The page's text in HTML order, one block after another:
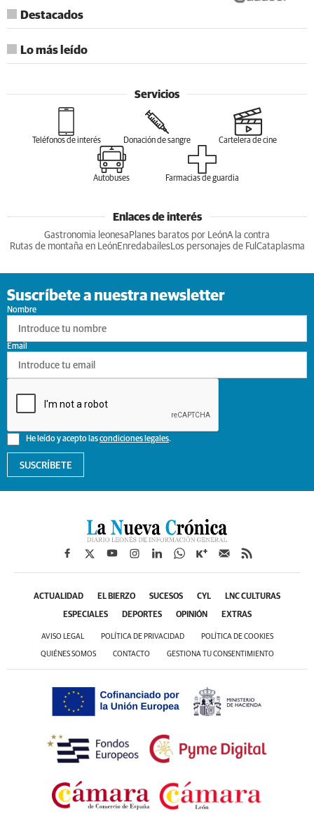
Destacados
Lo más leído
Servicios
Teléfonos de interés Donación de sangre Cartelera de cine
Autobuses Farmacias de guardia
Enlaces de interés
Gastronomia leonesa Planes baratos por LeónA la contra
Rutas de montaña en LeónEnredabailesLos personajes de Ful Cataplasma
Suscríbete a nuestra newsletter
Nombre
He leído y acepto lascondiciones legales.
Email
SUSCRÍBETE
ACTUALIDAD EL BIERZO SUCESOS CYL LNC CULTURAS
ESPECIALES DEPORTES OPINIÓN EXTRAS
AVISO LEGAL POLÍTICA DE PRIVACIDAD POLÍTICA DE COOKIES
QUIÉNES SOMOS CONTACTO GESTIONA TU CONSENTIMIENTO